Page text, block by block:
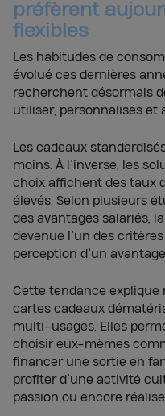
préfèrent
flexibles
Les habitudes de
évolué ces dernières
recherchent désormais
utiliser, personnalisés et
Les cadeaux
moins. À l’inverse, les
choix affichent des taux
élevés. Selon plusieurs
des avantages salariés,
devenue l’un des
perception d’un avantage
Cette tendance explique
cartes cadeaux
multi-usages. Elles
choisir eux-mêmes
financer une sortie en
profiter d’une activité
passion ou encore